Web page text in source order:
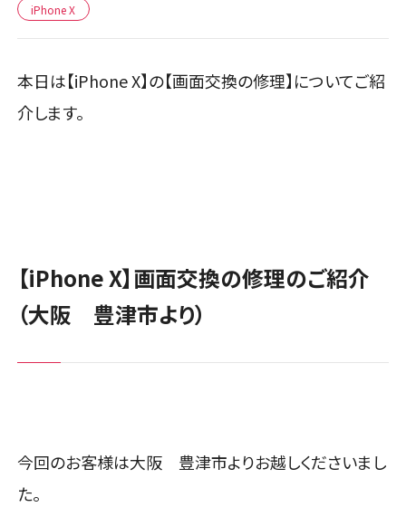
iPhone X
本日は【iPhone X】の【画面交換の修理】についてご紹
介します。
【iPhone X】画面交換の修理のご紹介
（大阪 豊津市より）
今回のお客様は大阪 豊津市よりお越しくださいまし
た。